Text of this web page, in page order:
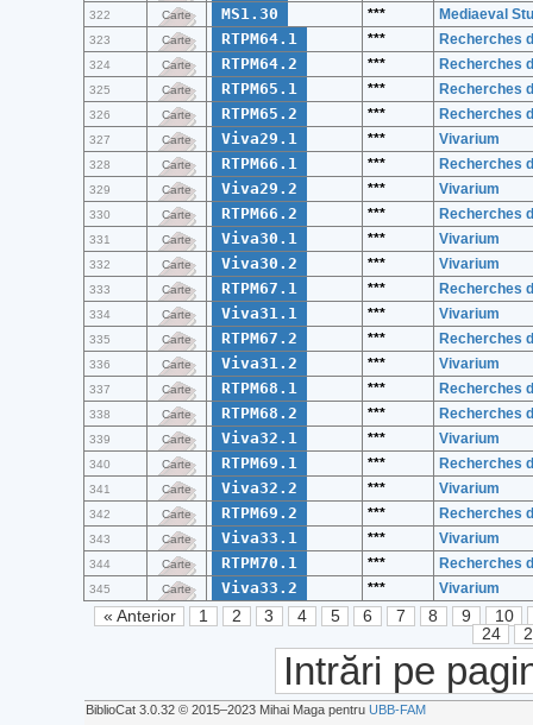
322 Carte MS1.30 *** Mediaeval
323 Carte RTPM64.1 *** Recherches
324 Carte RTPM64.2 *** Recherches
325 Carte RTPM65.1 *** Recherches
326 Carte RTPM65.2 *** Recherches
327 Carte Viva29.1 *** Vivarium
328 Carte RTPM66.1 *** Recherches
329 Carte Viva29.2 *** Vivarium
330 Carte RTPM66.2 *** Recherches
331 Carte Viva30.1 *** Vivarium
332 Carte Viva30.2 *** Vivarium
333 Carte RTPM67.1 *** Recherches
334 Carte Viva31.1 *** Vivarium
335 Carte RTPM67.2 *** Recherches
336 Carte Viva31.2 *** Vivarium
337 Carte RTPM68.1 *** Recherches
338 Carte RTPM68.2 *** Recherches
339 Carte Viva32.1 *** Vivarium
340 Carte RTPM69.1 *** Recherches
341 Carte Viva32.2 *** Vivarium
342 Carte RTPM69.2 *** Recherches
343 Carte Viva33.1 *** Vivarium
344 Carte RTPM70.1 *** Recherches
345 Carte Viva33.2 *** Vivarium
« Anterior 1 2 3 4 5 6 7 8 9
10
24
Intrări pe
BiblioCat 3.0.32 © 2015‒2023 Mihai Maga pentru UBB-FAM